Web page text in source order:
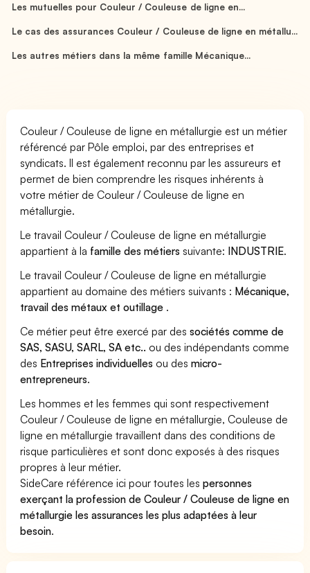
Les mutuelles pour Couleur / Couleuse de ligne en...
Le cas des assurances Couleur / Couleuse de ligne en métallu...
Les autres métiers dans la même famille Mécanique...
Couleur / Couleuse de ligne en métallurgie est un métier
référencé par Pôle emploi, par des entreprises et
syndicats. Il est également reconnu par les assureurs et
permet de bien comprendre les risques inhérents à
votre métier de Couleur / Couleuse de ligne en
métallurgie.
Le travail Couleur / Couleuse de ligne en métallurgie
appartient à la famille des métiers suivante: INDUSTRIE.
Le travail Couleur / Couleuse de ligne en métallurgie
appartient au domaine des métiers suivants : Mécanique,
travail des métaux et outillage .
Ce métier peut être exercé par dessociétés comme de
SAS, SASU, SARL, SA etc.. ou des indépendants comme
des Entreprises individuelles ou desmicro-
entrepreneurs.
Les hommes et les femmes qui sont respectivement
Couleur / Couleuse de ligne en métallurgie, Couleuse de
ligne en métallurgie travaillent dans des conditions de
risque particulières et sont donc exposés à des risques
propres à leur métier.
SideCare référence ici pour toutes lespersonnes
exerçant la profession de Couleur / Couleuse de ligne en
métallurgie les assurances les plus adaptées à leur
besoin.